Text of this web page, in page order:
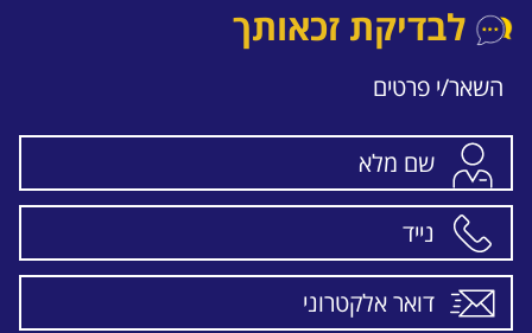
לבדיקת זכאותך
השאר/י פרטים